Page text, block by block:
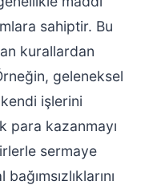
sahiptir. Bu
kurallardan
geleneksel
işlerini
para kazanmayı
sermaye